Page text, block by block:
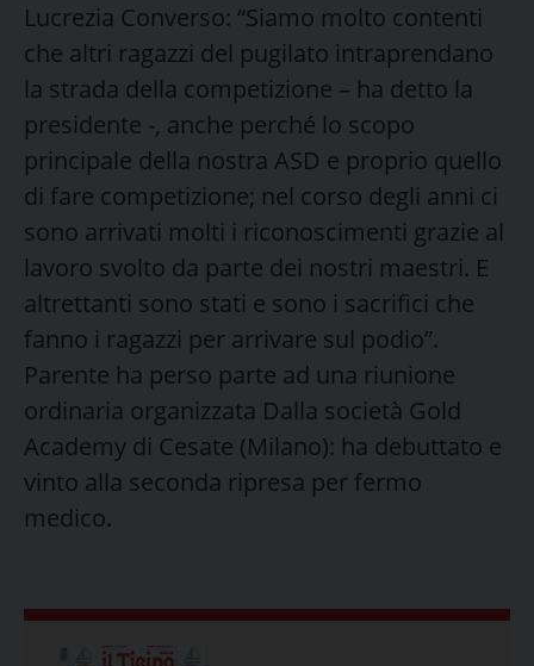
Lucrezia Converso: “Siamo molto contenti
che altri ragazzi del pugilato intraprendano
la strada della competizione – ha detto la
presidente -, anche perché lo scopo
principale della nostra ASD e proprio quello
di fare competizione; nel corso degli anni ci
sono arrivati molti i riconoscimenti grazie al
lavoro svolto da parte dei nostri maestri. E
altrettanti sono stati e sono i sacrifici che
fanno i ragazzi per arrivare sul podio”.
Parente ha perso parte ad una riunione
ordinaria organizzata Dalla società Gold
Academy di Cesate (Milano): ha debuttato e
vinto alla seconda ripresa per fermo
medico.